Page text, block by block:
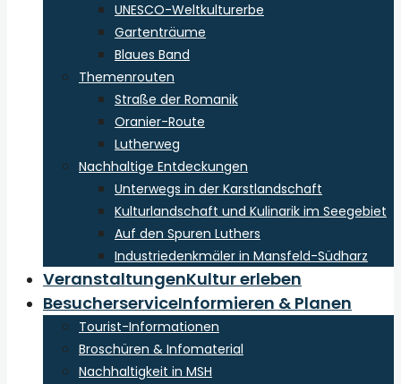
UNESCO-Weltkulturerbe
Gartenträume
Blaues Band
Themenrouten
Straße der Romanik
Oranier-Route
Lutherweg
Nachhaltige Entdeckungen
Unterwegs in der Karstlandschaft
Kulturlandschaft und Kulinarik im Seegebiet
Auf den Spuren Luthers
Industriedenkmäler in Mansfeld-Südharz
VeranstaltungenKultur erleben
BesucherserviceInformieren & Planen
Tourist-Informationen
Broschüren & Infomaterial
Nachhaltigkeit in MSH